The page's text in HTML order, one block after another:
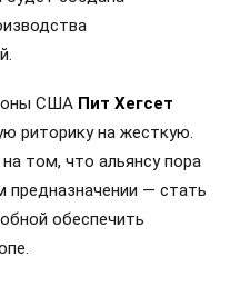
США Пит Хегсет
риторику на жесткую.
том, что альянсу пора
— стать
обеспечить